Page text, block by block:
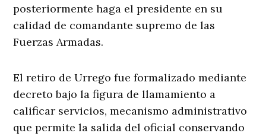
posteriormente haga el presidente en su
calidad de comandante supremo de las
Fuerzas Armadas.
El retiro de Urrego fue formalizado mediante
decreto bajo la figura de llamamiento a
calificar servicios, mecanismo administrativo
que permite la salida del oficial conservando